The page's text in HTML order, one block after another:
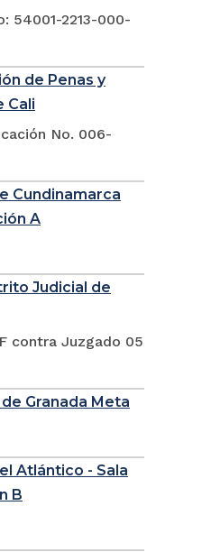
54001-2213-000-
de Penas y
Cali
No. 006-
Cundinamarca
A
Judicial de
contra Juzgado 05
Granada Meta
Atlántico - Sala
B